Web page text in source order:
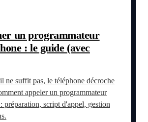
un programmateur
: le guide (avec
ne suffit pas, le téléphone décroche
appeler un programmateur
: préparation, script d'appel, gestion